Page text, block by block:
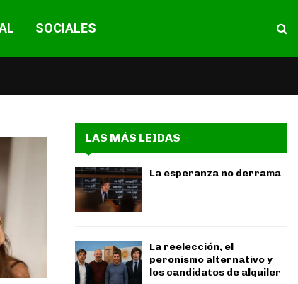
SOCIALES
LAS MÁS LEIDAS
La esperanza no derrama
La reelección, el
peronismo alternativo y
los candidatos de alquiler